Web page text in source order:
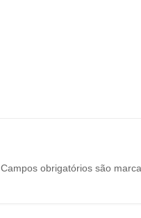
Campos obrigatórios são